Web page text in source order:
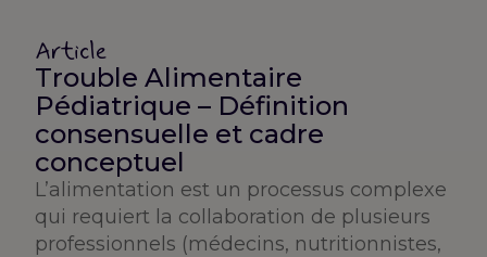
Article
Trouble Alimentaire
Pédiatrique – Définition
consensuelle et cadre
conceptuel
L’alimentation est un processus complexe
qui requiert la collaboration de plusieurs
professionnels (médecins, nutritionnistes,